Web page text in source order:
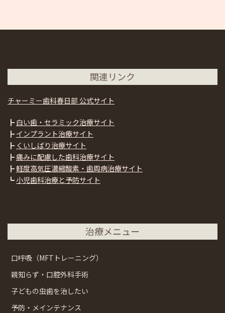
関連リンク
チャーミー歯科春日部 公式サイト
┣ 白い歯・セラミック治療サイト
┣ インプラント治療サイト
┣ くいしばり治療サイト
┣痛みに配慮した歯科治療サイト
┣軽度高気圧濃縮酸素・歯周病治療サイト
┗ 小児歯科治療と予防サイト
治療メニュー
口呼吸（MFTトレーニング）
親知らず・口腔外科手術
子どもの虫歯を治したい
予防・メインテナンス